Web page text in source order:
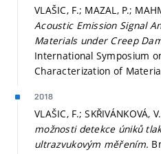
VLAŠIC, F.; MAZAL, P.;
Acoustic Emission Signal
Materials under Creep
International Symposium
Characterization of
2018
VLAŠIC, F.; SKŘIVÁNKOVÁ,
možnosti detekce úniků
ultrazvukovým měřením.